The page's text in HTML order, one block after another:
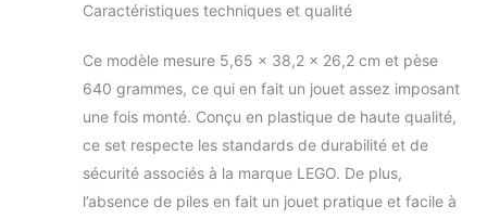
Caractéristiques techniques et qualité
Ce modèle mesure 5,65 x 38,2 x 26,2 cm et pèse
640 grammes, ce qui en fait un jouet assez imposant
une fois monté. Conçu en plastique de haute qualité,
ce set respecte les standards de durabilité et de
sécurité associés à la marque LEGO. De plus,
l’absence de piles en fait un jouet pratique et facile à